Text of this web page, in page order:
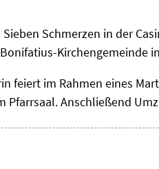
Sieben Schmerzen in der
Kirchengemeinde
feiert im Rahmen eines
Pfarrsaal. Anschließend